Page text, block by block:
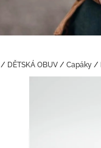
Domů
/ DĚTSKÁ OBUV / Capáky /